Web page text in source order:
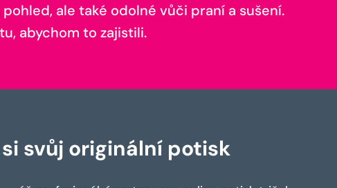
ale také odolné vůči praní a sušení.
abychom to zajistili.
svůj originální potisk